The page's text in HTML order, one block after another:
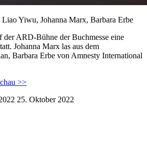
Yiwu, Johanna Marx, Barbara Erbe
der ARD-Bühne der Buchmesse eine
Johanna Marx las aus dem
Barbara Erbe von Amnesty International
>>
25. Oktober 2022